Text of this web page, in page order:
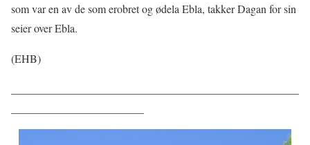
som var en av de som erobret og ødela Ebla, takker Dagan for sin
seier over Ebla.
(EHB)